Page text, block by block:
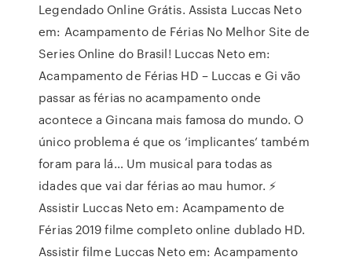
Legendado Online Grátis. Assista Luccas Neto
em: Acampamento de Férias No Melhor Site de
Series Online do Brasil! Luccas Neto em:
Acampamento de Férias HD – Luccas e Gi vão
passar as férias no acampamento onde
acontece a Gincana mais famosa do mundo. O
único problema é que os ‘implicantes’ também
foram para lá… Um musical para todas as
idades que vai dar férias ao mau humor. ⚡
Assistir Luccas Neto em: Acampamento de
Férias 2019 filme completo online dublado HD.
Assistir filme Luccas Neto em: Acampamento